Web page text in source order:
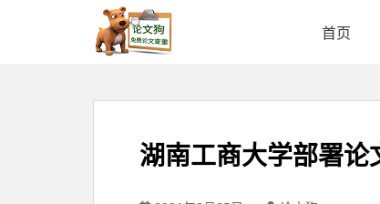
首页
湖南工商大学部署论